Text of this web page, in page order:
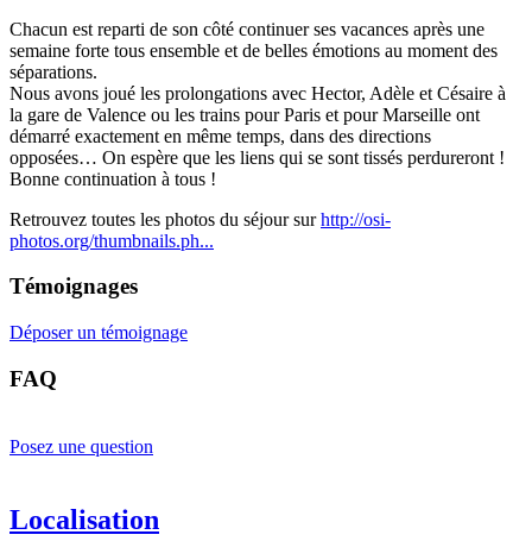
Chacun est reparti de son côté continuer ses vacances après une
semaine forte tous ensemble et de belles émotions au moment des
séparations.
Nous avons joué les prolongations avec Hector, Adèle et Césaire à
la gare de Valence ou les trains pour Paris et pour Marseille ont
démarré exactement en même temps, dans des directions
opposées… On espère que les liens qui se sont tissés perdureront !
Bonne continuation à tous !
Retrouvez toutes les photos du séjour surhttp://osi-
photos.org/thumbnails.ph...
Témoignages
Déposer un témoignage
FAQ
Posez une question
Localisation